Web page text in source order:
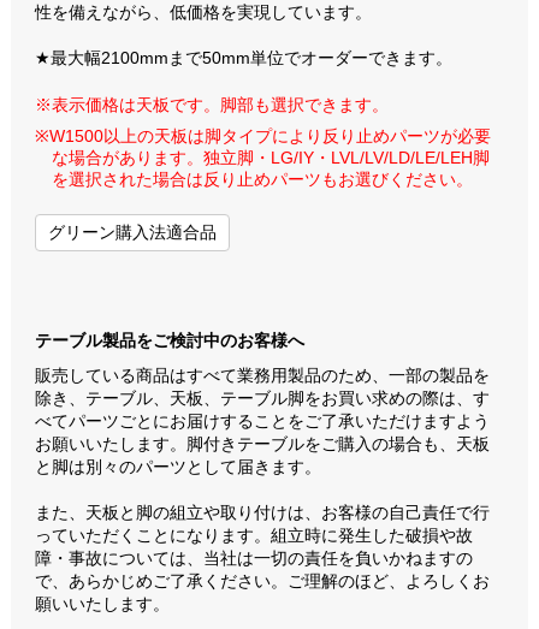
性を備えながら、低価格を実現しています。
★最大幅2100mmまで50mm単位でオーダーできます。
※表示価格は天板です。脚部も選択できます。
※W1500以上の天板は脚タイプにより反り止めパーツが必要
な場合があります。独立脚・LG/IY・LVL/LV/LD/LE/LEH脚
を選択された場合は反り止めパーツもお選びください。
グリーン購入法適合品
テーブル製品をご検討中のお客様へ
販売している商品はすべて業務用製品のため、一部の製品を
除き、テーブル、天板、テーブル脚をお買い求めの際は、す
べてパーツごとにお届けすることをご了承いただけますよう
お願いいたします。脚付きテーブルをご購入の場合も、天板
と脚は別々のパーツとして届きます。
また、天板と脚の組立や取り付けは、お客様の自己責任で行
っていただくことになります。組立時に発生した破損や故
障・事故については、当社は一切の責任を負いかねますの
で、あらかじめご了承ください。ご理解のほど、よろしくお
願いいたします。